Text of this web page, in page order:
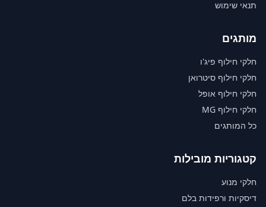
תנאי שימוש
מותגים
חלקי חילוף פיג'ו
חלקי חילוף סיטרואן
חלקי חילוף אופל
חלקי חילוף MG
כל המותגים
קטגוריות מובילות
חלקי מנוע
דיסקיות ורפידות בלם